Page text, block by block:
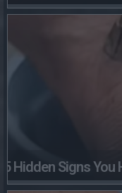
5 Hidden Signs